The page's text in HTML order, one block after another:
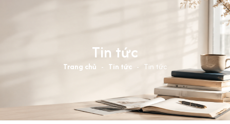
Tin tức
Trang chủ - Tin tức - Tin tức